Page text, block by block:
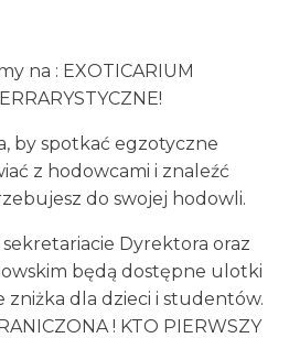
na : EXOTICARIUM
by spotkać egzotyczne
z hodowcami i znaleźć
do swojej hodowli.
sekretariacie Dyrektora oraz
będą dostępne ulotki
dla dzieci i studentów.
! KTO PIERWSZY